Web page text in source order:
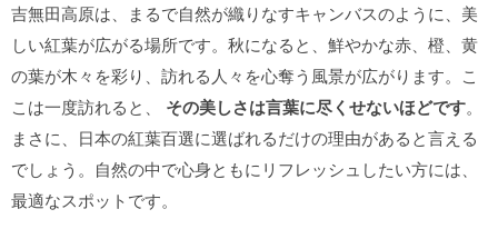
吉無田高原は、まるで自然が織りなすキャンバスのように、美
しい紅葉が広がる場所です。秋になると、鮮やかな赤、橙、黄
の葉が木々を彩り、訪れる人々を心奪う風景が広がります。こ
こは一度訪れると、 その美しさは言葉に尽くせないほどです。
まさに、日本の紅葉百選に選ばれるだけの理由があると言える
でしょう。自然の中で心身ともにリフレッシュしたい方には、
最適なスポットです。